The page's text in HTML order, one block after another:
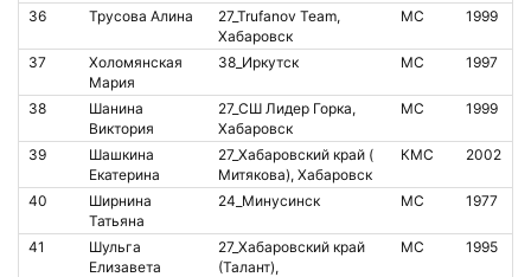
36 Трусова Алина
27_Trufanov Team,
Хабаровск
МС 1999
37
Холомянская
Мария
38_Иркутск МС 1997
38
Шанина
Виктория
27_СШ Лидер Горка,
Хабаровск
МС 1999
39
Шашкина
Екатерина
27_Хабаровский край (
Митякова), Хабаровск
КМС 2002
40
Ширнина
Татьяна
24_Минусинск МС 1977
41
Шульга
Елизавета
27_Хабаровский край
(Талант),
МС 1995